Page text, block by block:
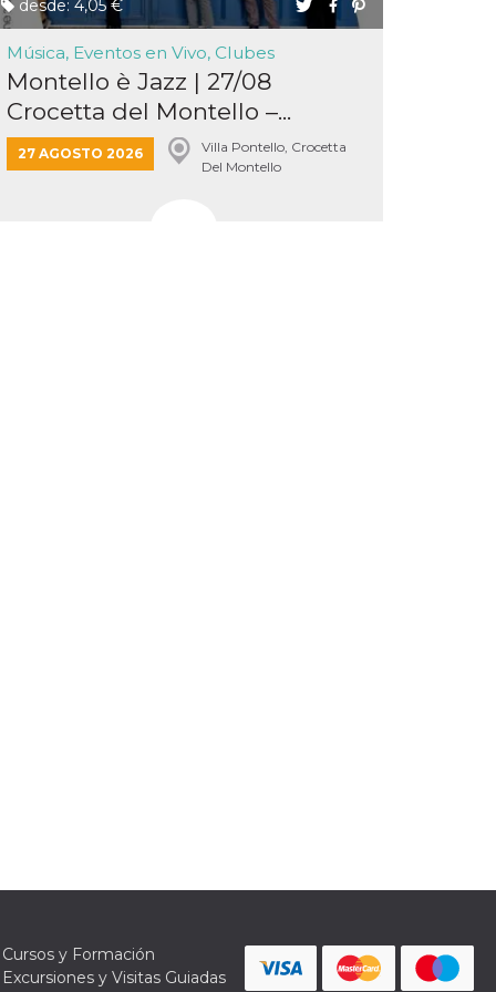
desde: 4,05 €
Música, Eventos en Vivo, Clubes
Montello è Jazz | 27/08
Crocetta del Montello –...
27 AGOSTO 2026
Villa Pontello, Crocetta
Del Montello
Cursos y Formación
Excursiones y Visitas Guiadas